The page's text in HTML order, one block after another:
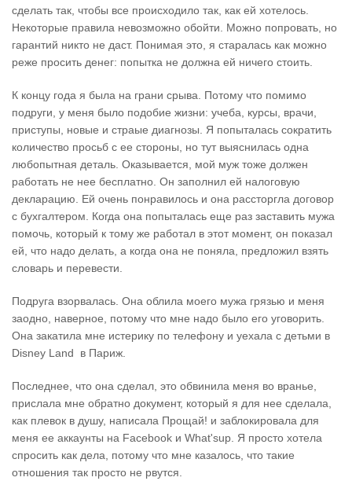
сделать так, чтобы все происходило так, как ей хотелось.
Некоторые правила невозможно обойти. Можно попровать, но
гарантий никто не даст. Понимая это, я старалась как можно
реже просить денег: попытка не должна ей ничего стоить.
К концу года я была на грани срыва. Потому что помимо
подруги, у меня было подобие жизни: учеба, курсы, врачи,
приступы, новые и страые диагнозы. Я попыталась сократить
количество просьб с ее стороны, но тут выяснилась одна
любопытная деталь. Оказывается, мой муж тоже должен
работать не нее бесплатно. Он заполнил ей налоговую
декларацию. Ей очень понравилось и она рассторгла договор
с бухгалтером. Когда она попыталась еще раз заставить мужа
помочь, который к тому же работал в этот момент, он показал
ей, что надо делать, а когда она не поняла, предложил взять
словарь и перевести.
Подруга взорвалась. Она облила моего мужа грязью и меня
заодно, наверное, потому что мне надо было его уговорить.
Она закатила мне истерику по телефону и уехала с детьми в
Disney Land в Париж.
Последнее, что она сделал, это обвинила меня во вранье,
прислала мне обратно документ, который я для нее сделала,
как плевок в душу, написала Прощай! и заблокировала для
меня ее аккаунты на Facebook и What'sup. Я просто хотела
спросить как дела, потому что мне казалось, что такие
отношения так просто не рвутся.